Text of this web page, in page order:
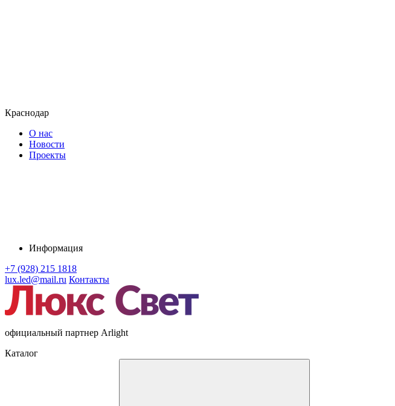
Краснодар
О нас
Новости
Проекты
Информация
+7 (928) 215 1818
lux.led@mail.ru Контакты
официальный партнер Arlight
Каталог